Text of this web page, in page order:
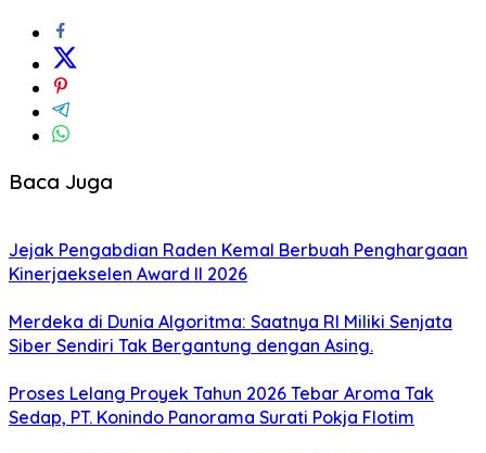
Baca Juga
Jejak Pengabdian Raden Kemal Berbuah Penghargaan
Kinerjaekselen Award II 2026
Merdeka di Dunia Algoritma: Saatnya RI Miliki Senjata
Siber Sendiri Tak Bergantung dengan Asing.
Proses Lelang Proyek Tahun 2026 Tebar Aroma Tak
Sedap, PT. Konindo Panorama Surati Pokja Flotim